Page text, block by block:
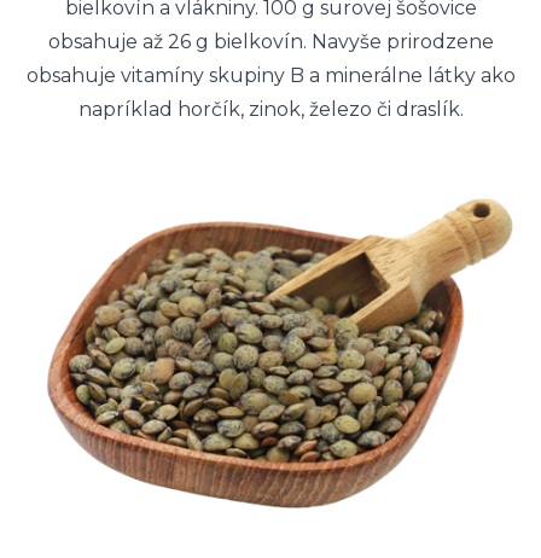
bielkovín a vlákniny. 100 g surovej šošovice
obsahuje až 26 g bielkovín. Navyše prirodzene
obsahuje vitamíny skupiny B a minerálne látky ako
napríklad horčík, zinok, železo či draslík.